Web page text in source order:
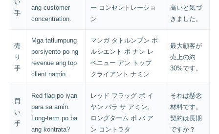
い
手
ang customer
concentration.
ー コンセントレーショ
ン
高いと気づ
きました。
売
り
手
Mga tatlumpung
porsiyento po ng
revenue ang top
client namin.
マンガ タトルンプン ポ
ルシエント ポ ナン レ
ベニュー アン トップ
クライアント ナミン
最大顧客が
売上の約
30%です。
買
い
手
Red flag po iyan
para sa amin.
Long-term po ba
ang kontrata?
レッド フラッグ ポ イ
ヤン パラ サ アミン。
ロングターム ポ バ ア
ン コントラタ
それは懸念
材料です。
契約は長期
ですか？